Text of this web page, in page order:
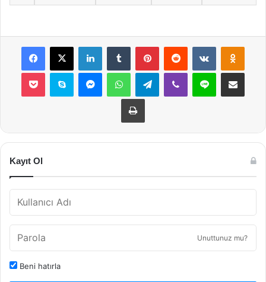
Facebook
X LinkedInTumblr PinterestReddit VKontakte
Pocket Skype MessengerWhatsAppTelegramViber Line E-Posta ile
Yazdır
Kayıt Ol
Unuttunuz mu?
Beni hatırla